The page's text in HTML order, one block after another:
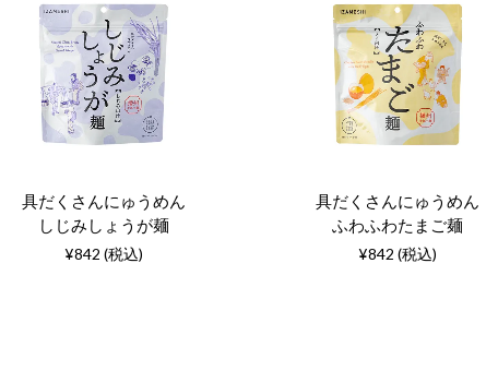
具だくさんにゅうめん
しじみしょうが麺
¥842 (税込)
具だくさんにゅうめん
ふわふわたまご麺
¥842 (税込)